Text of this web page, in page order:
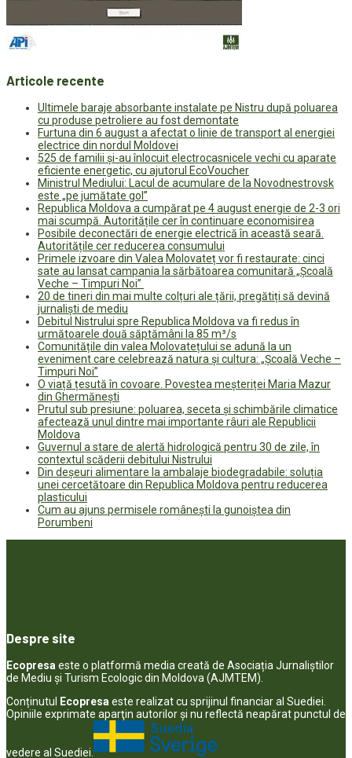
Articole recente
Ultimele baraje absorbante instalate pe Nistru după poluarea
cu produse petroliere au fost demontate
Furtuna din 6 august a afectat o linie de transport al energiei
electrice din nordul Moldovei
525 de familii și-au înlocuit electrocasnicele vechi cu aparate
eficiente energetic, cu ajutorul EcoVoucher
Ministrul Mediului: Lacul de acumulare de la Novodnestrovsk
este „pe jumătate gol”
Republica Moldova a cumpărat pe 4 august energie de 2-3 ori
mai scumpă. Autoritățile cer în continuare economisirea
Posibile deconectări de energie electrică în această seară.
Autoritățile cer reducerea consumului
Primele izvoare din Valea Molovateț vor fi restaurate: cinci
sate au lansat campania la sărbătoarea comunitară „Școală
Veche – Timpuri Noi”
20 de tineri din mai multe colțuri ale țării, pregătiți să devină
jurnaliști de mediu
Debitul Nistrului spre Republica Moldova va fi redus în
următoarele două săptămâni la 85 m³/s
Comunitățile din valea Molovatețului se adună la un
eveniment care celebrează natura și cultura: „Școală Veche –
Timpuri Noi”
O viață țesută în covoare. Povestea meșteriței Maria Mazur
din Ghermănești
Prutul sub presiune: poluarea, seceta și schimbările climatice
afectează unul dintre mai importante râuri ale Republicii
Moldova
Guvernul a stare de alertă hidrologică pentru 30 de zile, în
contextul scăderii debitului Nistrului
Din deșeuri alimentare la ambalaje biodegradabile: soluția
unei cercetătoare din Republica Moldova pentru reducerea
plasticului
Cum au ajuns permisele românești la gunoiștea din
Porumbeni
Despre site
Ecopresa este o platformă media creată de Asociația Jurnaliștilor
de Mediu și Turism Ecologic din Moldova (AJMTEM).
Conținutul Ecopresa este realizat cu sprijinul financiar al Suediei.
Opiniile exprimate aparţin autorilor şi nu reflectă neapărat punctul de
vedere al Suediei.